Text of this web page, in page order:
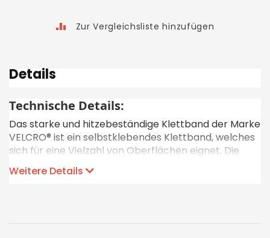
Zur Vergleichsliste hinzufügen
Details
Technische Details:
Das starke und hitzebeständige Klettband der Marke
VELCRO® ist ein selbstklebendes Klettband, welches
sich für eine Vielzahl von Oberflächen eignet. Die
Vibrationen und Staub stattfinden. Der
Weitere Details